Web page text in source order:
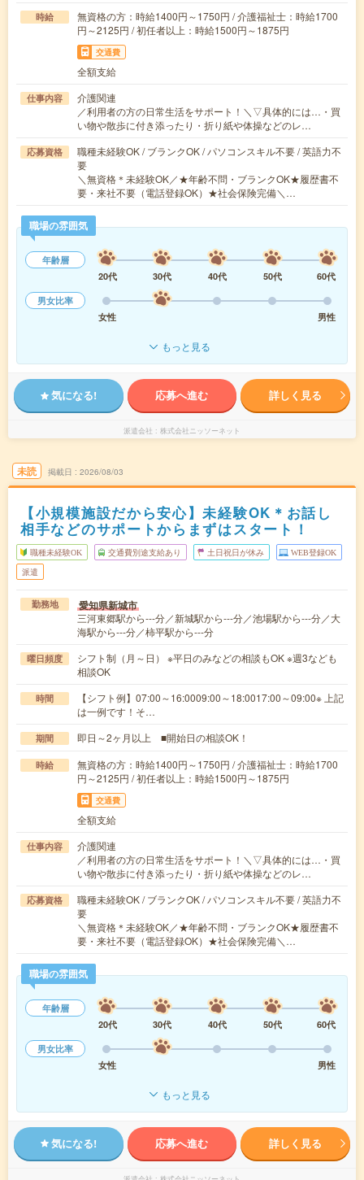
時給
無資格の方：時給1400円～1750円 / 介護福祉士：時給1700
円～2125円 / 初任者以上：時給1500円～1875円
交通費
全額支給
仕事内容
介護関連
／利用者の方の日常生活をサポート！＼▽具体的には…・買
い物や散歩に付き添ったり・折り紙や体操などのレ…
応募資格
職種未経験OK / ブランクOK / パソコンスキル不要 / 英語力不
要
＼無資格＊未経験OK／★年齢不問・ブランクOK★履歴書不
要・来社不要（電話登録OK）★社会保険完備＼…
職場の雰囲気
年齢層
20代
30代 40代 50代
60代
男女比率
女性
男性
もっと見る
気になる! 応募へ進む 詳しく見る
派遣会社 株式会社ニッソーネット
未読 掲載日 2026/08/03
【小規模施設だから安心】未経験OK＊お話し
相手などのサポートからまずはスタート！
職種未経験OK 交通費別途支給あり 土日祝日が休み WEB登録OK
派遣
勤務地 愛知県新城市
三河東郷駅から---分／新城駅から---分／池場駅から---分／大
海駅から---分／柿平駅から---分
曜日頻度
シフト制（月～日） ※平日のみなどの相談もOK ※週3なども
相談OK
時間
【シフト例】07:00～16:0009:00～18:0017:00～09:00※ 上記
は一例です！そ…
期間 即日～2ヶ月以上 ■開始日の相談OK！
時給
無資格の方：時給1400円～1750円 / 介護福祉士：時給1700
円～2125円 / 初任者以上：時給1500円～1875円
交通費
全額支給
仕事内容
介護関連
／利用者の方の日常生活をサポート！＼▽具体的には…・買
い物や散歩に付き添ったり・折り紙や体操などのレ…
応募資格
職種未経験OK / ブランクOK / パソコンスキル不要 / 英語力不
要
＼無資格＊未経験OK／★年齢不問・ブランクOK★履歴書不
要・来社不要（電話登録OK）★社会保険完備＼…
職場の雰囲気
年齢層
20代
30代 40代 50代
60代
男女比率
女性
男性
もっと見る
気になる! 応募へ進む 詳しく見る